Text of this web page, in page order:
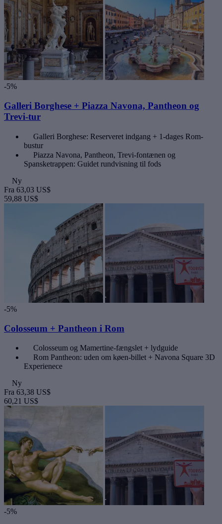
-5%
Galleri Borghese + Piazza Navona, Pantheon og
Trevi-tur
Galleri Borghese: Reserveret indgang + 1-dages Rom-
bustur
Piazza Navona, Pantheon, Trevi-fontænen og
Spansketrappen: Guidet rundvisning til fods
Ny
Fra 63,03 US$
59,88 US$
-5%
Colosseum + Pantheon i Rom
Colosseum og Mamertine-fængslet + lydguide
Rom Pantheon: uden om køen-billet + Navona Square 3D
Experienece
Ny
Fra 63,38 US$
60,21 US$
-5%